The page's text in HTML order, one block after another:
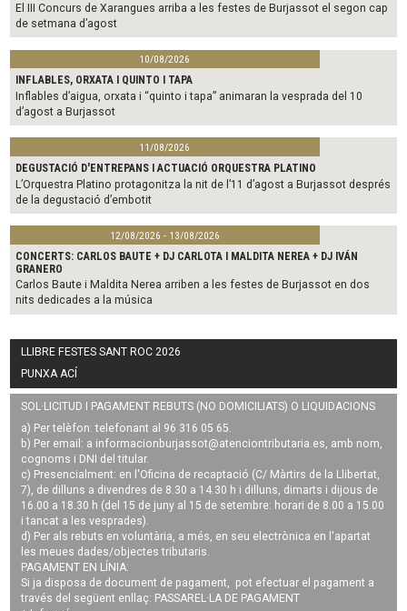
El III Concurs de Xarangues arriba a les festes de Burjassot el segon cap
de setmana d’agost
10/08/2026
INFLABLES, ORXATA I QUINTO I TAPA
Inflables d’aigua, orxata i “quinto i tapa” animaran la vesprada del 10
d’agost a Burjassot
11/08/2026
DEGUSTACIÓ D'ENTREPANS I ACTUACIÓ ORQUESTRA PLATINO
L’Orquestra Platino protagonitza la nit de l’11 d’agost a Burjassot després
de la degustació d’embotit
12/08/2026 - 13/08/2026
CONCERTS: CARLOS BAUTE + DJ CARLOTA I MALDITA NEREA + DJ IVÁN
GRANERO
Carlos Baute i Maldita Nerea arriben a les festes de Burjassot en dos
nits dedicades a la música
LLIBRE FESTES SANT ROC 2026
PUNXA ACÍ
SOL·LICITUD I PAGAMENT REBUTS (NO DOMICILIATS) O LIQUIDACIONS
a) Per telèfon: telefonant al 96 316 05 65.
b) Per email: a informacionburjassot@atenciontributaria.es, amb nom,
cognoms i DNI del titular.
c) Presencialment: en l'Oficina de recaptació (C/ Màrtirs de la Llibertat,
7), de dilluns a divendres de 8.30 a 14.30 h i dilluns, dimarts i dijous de
16.00 a 18.30 h (del 15 de juny al 15 de setembre: horari de 8.00 a 15.00
i tancat a les vesprades).
d) Per als rebuts en voluntària, a més, en seu electrònica en l'apartat
les meues dades/objectes tributaris.
PAGAMENT EN LÍNIA:
Si ja disposa de document de pagament, pot efectuar el pagament a
través del següent enllaç: PASSAREL·LA DE PAGAMENT